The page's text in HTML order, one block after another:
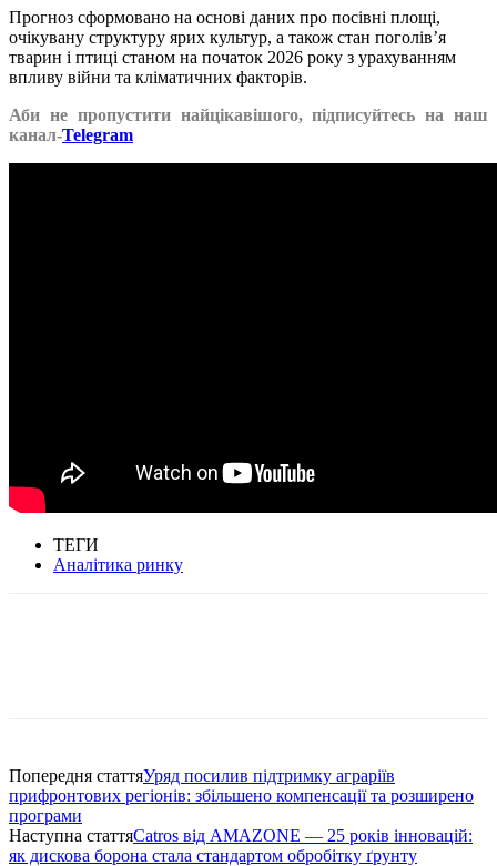
Прогноз сформовано на основі даних про посівні площі,
очікувану структуру ярих культур, а також стан поголів’я
тварин і птиці станом на початок 2026 року з урахуванням
впливу війни та кліматичних факторів.
Аби не пропустити найцікавішого, підписуйтесь на наш
канал-Telegram
ТЕГИ
Аналітика ринку
Попередня статтяУряд посилив підтримку аграріїв
прифронтових регіонів: збільшено компенсації та розширено
програми
Наступна статтяCatros від AMAZONE — 25 років інновацій:
як дискова борона стала стандартом обробітку ґрунту